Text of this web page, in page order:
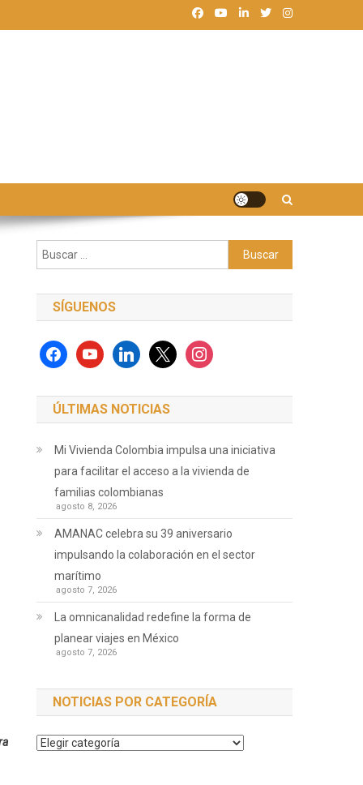
Buscar:
SÍGUENOS
facebookyoutubelinkedinx instagram
ÚLTIMAS NOTICIAS
Mi Vivienda Colombia impulsa una iniciativa
para facilitar el acceso a la vivienda de
familias colombianas
agosto 8, 2026
AMANAC celebra su 39 aniversario
impulsando la colaboración en el sector
marítimo
agosto 7, 2026
La omnicanalidad redefine la forma de
planear viajes en México
agosto 7, 2026
NOTICIAS POR CATEGORÍA
Noticias